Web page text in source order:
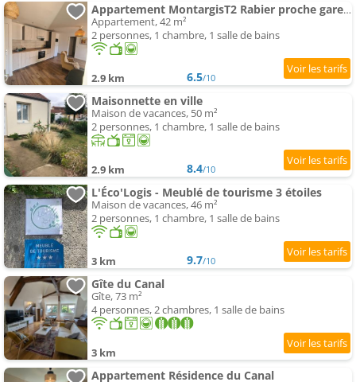
Appartement MontargisT2 Rabier proche gare, wifi et parking privée gratuits
Appartement, 42 m²
2 personnes, 1 chambre, 1 salle de bains
2.9 km 6.5/10
Maisonnette en ville
Maison de vacances, 50 m²
2 personnes, 1 chambre, 1 salle de bains
2.9 km 8.4/10
L'Éco'Logis - Meublé de tourisme 3 étoiles
Maison de vacances, 46 m²
2 personnes, 1 chambre, 1 salle de bains
3 km 9.7/10
Gîte du Canal
Gîte, 73 m²
4 personnes, 2 chambres, 1 salle de bains
3 km
Appartement Résidence du Canal